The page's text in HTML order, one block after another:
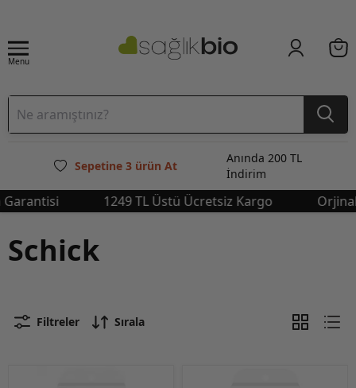
Menu
Sepetine 3 ürün At
Anında 200 TL
İndirim
1249 TL Üstü Ücretsiz Kargo
Schick
Filtreler Sırala